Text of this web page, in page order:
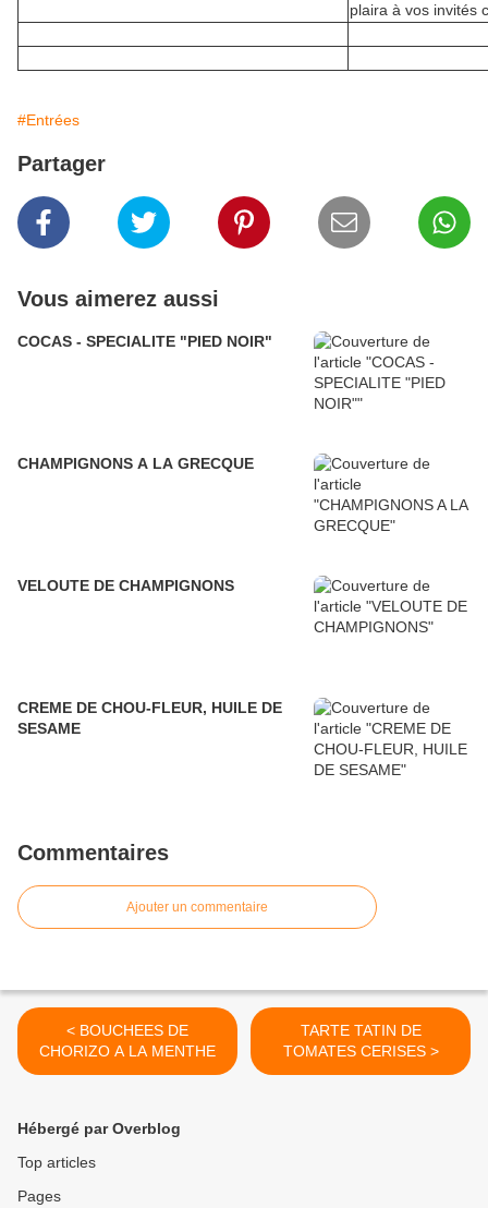
plaira à vos invités
#Entrées
Partager
Vous aimerez aussi
COCAS - SPECIALITE "PIED NOIR"
CHAMPIGNONS A LA GRECQUE
VELOUTE DE CHAMPIGNONS
CREME DE CHOU-FLEUR, HUILE DE
SESAME
Commentaires
Ajouter un commentaire
< BOUCHEES DE
CHORIZO A LA MENTHE
TARTE TATIN DE
TOMATES CERISES >
Hébergé par Overblog
Top articles
Pages